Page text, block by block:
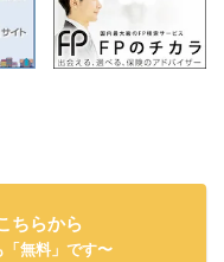
ちらから
無料」です〜